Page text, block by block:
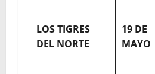
LOS TIGRES
DEL NORTE
19 DE
MAYO